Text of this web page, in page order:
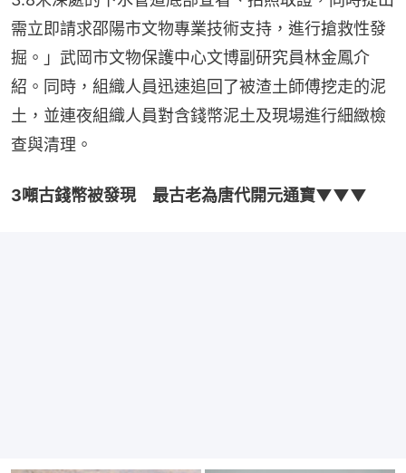
需立即請求邵陽市文物專業技術支持，進行搶救性發
掘。」武岡市文物保護中心文博副研究員林金鳳介
紹。同時，組織人員迅速追回了被渣土師傅挖走的泥
土，並連夜組織人員對含錢幣泥土及現場進行細緻檢
查與清理。
3噸古錢幣被發現　最古老為唐代開元通寶▼▼▼